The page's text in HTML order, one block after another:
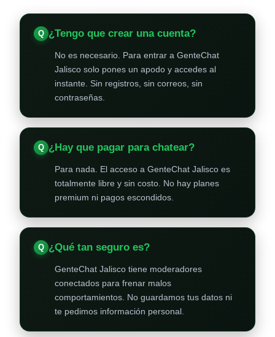
¿Tengo que crear una cuenta?
No es necesario. Para entrar a GenteChat
Jalisco solo pones un apodo y accedes al
instante. Sin registros, sin correos, sin
contraseñas.
¿Hay que pagar para chatear?
Para nada. El acceso a GenteChat Jalisco es
totalmente libre y sin costo. No hay planes
premium ni pagos escondidos.
¿Qué tan seguro es?
GenteChat Jalisco tiene moderadores
conectados para frenar malos
comportamientos. No guardamos tus datos ni
te pedimos información personal.